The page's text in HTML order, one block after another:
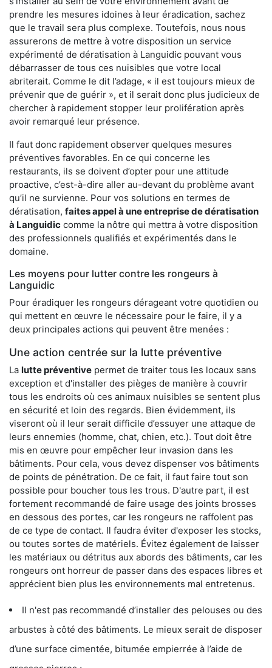
prendre les mesures idoines à leur éradication, sachez
que le travail sera plus complexe. Toutefois, nous nous
assurerons de mettre à votre disposition un service
expérimenté de dératisation à Languidic pouvant vous
débarrasser de tous ces nuisibles que votre local
abriterait. Comme le dit l’adage, « il est toujours mieux de
prévenir que de guérir », et il serait donc plus judicieux de
chercher à rapidement stopper leur prolifération après
avoir remarqué leur présence.
Il faut donc rapidement observer quelques mesures
préventives favorables. En ce qui concerne les
restaurants, ils se doivent d’opter pour une attitude
proactive, c’est-à-dire aller au-devant du problème avant
qu’il ne survienne. Pour vos solutions en termes de
dératisation, faites appel à une entreprise de dératisation
à Languidic comme la nôtre qui mettra à votre disposition
des professionnels qualifiés et expérimentés dans le
domaine.
Les moyens pour lutter contre les rongeurs à
Languidic
Pour éradiquer les rongeurs dérageant votre quotidien ou
qui mettent en œuvre le nécessaire pour le faire, il y a
deux principales actions qui peuvent être menées :
Une action centrée sur la lutte préventive
La lutte préventive permet de traiter tous les locaux sans
exception et d'installer des pièges de manière à couvrir
tous les endroits où ces animaux nuisibles se sentent plus
en sécurité et loin des regards. Bien évidemment, ils
viseront où il leur serait difficile d’essuyer une attaque de
leurs ennemies (homme, chat, chien, etc.). Tout doit être
mis en œuvre pour empêcher leur invasion dans les
bâtiments. Pour cela, vous devez dispenser vos bâtiments
de points de pénétration. De ce fait, il faut faire tout son
possible pour boucher tous les trous. D'autre part, il est
fortement recommandé de faire usage des joints brosses
en dessous des portes, car les rongeurs ne raffolent pas
de ce type de contact. Il faudra éviter d'exposer les stocks,
ou toutes sortes de matériels. Évitez également de laisser
les matériaux ou détritus aux abords des bâtiments, car les
rongeurs ont horreur de passer dans des espaces libres et
apprécient bien plus les environnements mal entretenus.
Il n'est pas recommandé d’installer des pelouses ou des
arbustes à côté des bâtiments. Le mieux serait de disposer
d’une surface cimentée, bitumée empierrée à l’aide de